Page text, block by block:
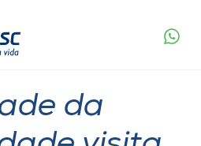
da